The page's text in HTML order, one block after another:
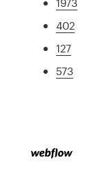
402
127
573